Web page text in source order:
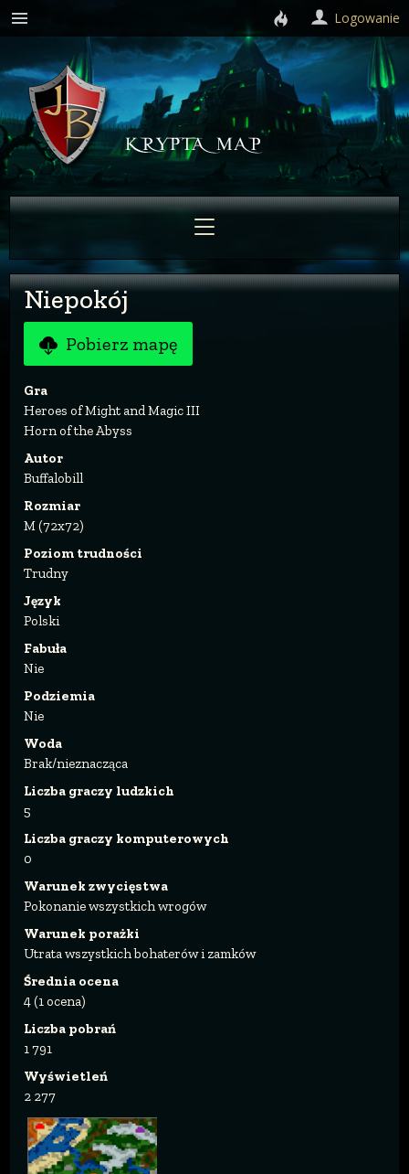
Niepokój
Pobierz mapę
Gra
Heroes of Might and Magic III
Horn of the Abyss
Autor
Buffalobill
Rozmiar
M (72x72)
Poziom trudności
Trudny
Język
Polski
Fabuła
Nie
Podziemia
Nie
Woda
Brak/nieznacząca
Liczba graczy ludzkich
5
Liczba graczy komputerowych
0
Warunek zwycięstwa
Pokonanie wszystkich wrogów
Warunek porażki
Utrata wszystkich bohaterów i zamków
Średnia ocena
4 (1 ocena)
Liczba pobrań
1 791
Wyświetleń
2 277
Logowanie